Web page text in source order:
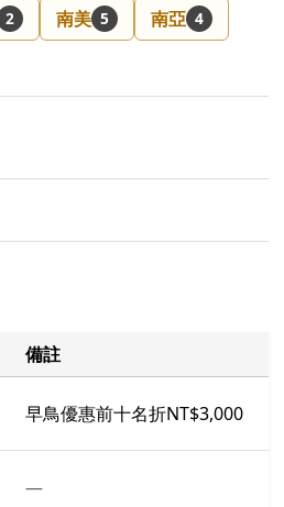
2 南美 5 南亞 4
備註
早鳥優惠前十名折NT$3,000
—